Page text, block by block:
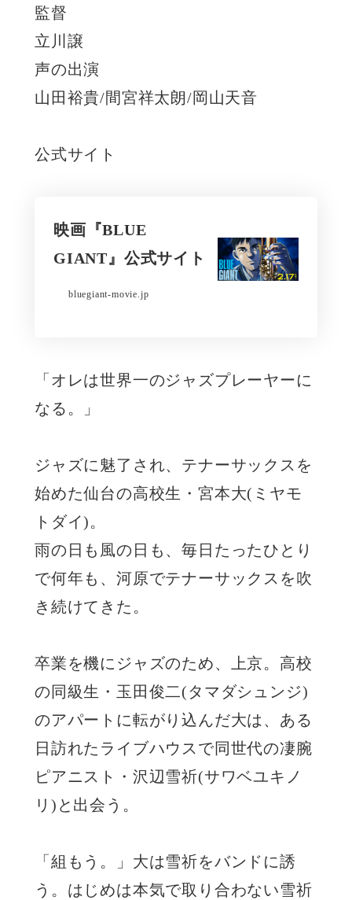
監督
立川譲
声の出演
山田裕貴/間宮祥太朗/岡山天音
公式サイト
映画『BLUE
GIANT』公式サイト
bluegiant-movie.jp
「オレは世界一のジャズプレーヤーに
なる。」
ジャズに魅了され、テナーサックスを
始めた仙台の高校生・宮本大(ミヤモ
トダイ)。
雨の日も風の日も、毎日たったひとり
で何年も、河原でテナーサックスを吹
き続けてきた。
卒業を機にジャズのため、上京。高校
の同級生・玉田俊二(タマダシュンジ)
のアパートに転がり込んだ大は、ある
日訪れたライブハウスで同世代の凄腕
ピアニスト・沢辺雪祈(サワベユキノ
リ)と出会う。
「組もう。」大は雪祈をバンドに誘
う。はじめは本気で取り合わない雪祈